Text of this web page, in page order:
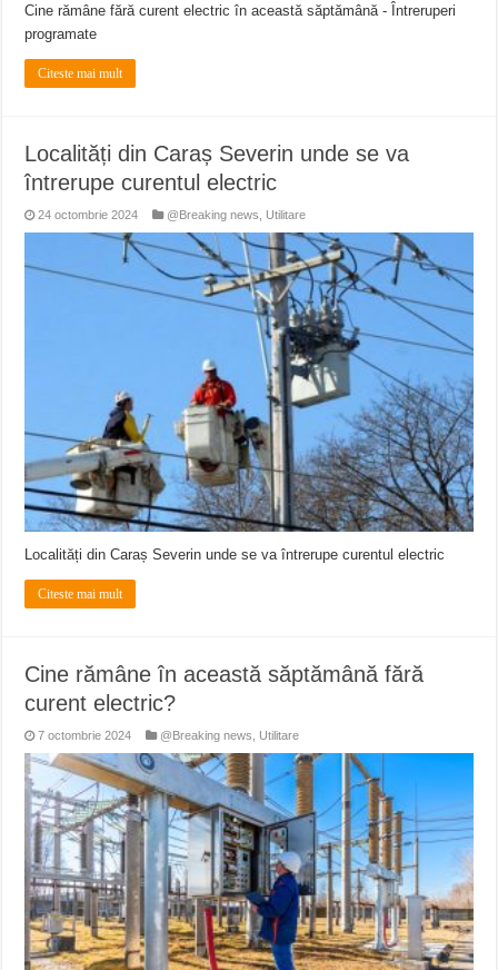
Cine rămâne fără curent electric în această săptămână - Întreruperi
programate
Citeste mai mult
Localități din Caraș Severin unde se va
întrerupe curentul electric
24 octombrie 2024 @Breaking news Utilitare
Localități din Caraș Severin unde se va întrerupe curentul electric
Citeste mai mult
Cine rămâne în această săptămână fără
curent electric?
7 octombrie 2024 @Breaking news Utilitare